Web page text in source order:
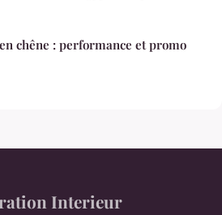
chêne : performance et promo
Interieur